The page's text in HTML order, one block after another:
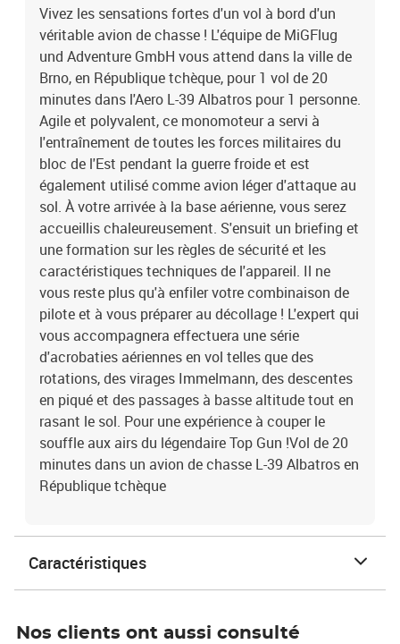
Immelmann, des descentes en piqué et des passages à basse
altitude tout en rasant le sol. Pour une expérience à couper le
souffle aux airs du légendaire Top Gun !Vol de 20 minutes dans un
avion de chasse L-39 Albatros en République tchèque
Vivez les sensations fortes d'un vol à bord d'un
véritable avion de chasse ! L'équipe de MiGFlug
und Adventure GmbH vous attend dans la ville de
Brno, en République tchèque, pour 1 vol de 20
minutes dans l'Aero L-39 Albatros pour 1 personne.
Agile et polyvalent, ce monomoteur a servi à
l'entraînement de toutes les forces militaires du
bloc de l'Est pendant la guerre froide et est
également utilisé comme avion léger d'attaque au
sol. À votre arrivée à la base aérienne, vous serez
accueillis chaleureusement. S'ensuit un briefing et
une formation sur les règles de sécurité et les
caractéristiques techniques de l'appareil. Il ne
vous reste plus qu'à enfiler votre combinaison de
pilote et à vous préparer au décollage ! L'expert qui
vous accompagnera effectuera une série
d'acrobaties aériennes en vol telles que des
rotations, des virages Immelmann, des descentes
en piqué et des passages à basse altitude tout en
rasant le sol. Pour une expérience à couper le
souffle aux airs du légendaire Top Gun !Vol de 20
minutes dans un avion de chasse L-39 Albatros en
République tchèque
Caractéristiques
Nos clients ont aussi consulté